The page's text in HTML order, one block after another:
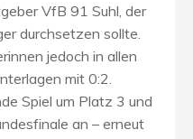
VfB 91 Suhl, der
durchsetzen sollte.
jedoch in allen
mit 0:2.
Spiel um Platz 3 und
an – erneut